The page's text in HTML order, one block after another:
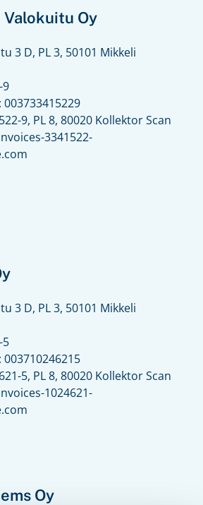
Valokuitu Oy
3 D, PL 3, 50101 Mikkeli
9
9, PL 8, 80020 Kollektor Scan
3341522-
3 D, PL 3, 50101 Mikkeli
5
5, PL 8, 80020 Kollektor Scan
1024621-
Oy